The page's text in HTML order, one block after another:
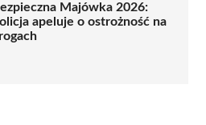
Majówka 2026:
apeluje o ostrożność na